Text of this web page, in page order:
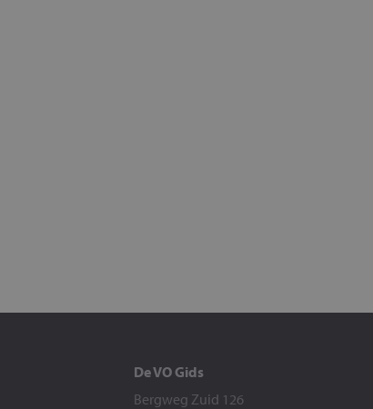
De VO Gids
Bergweg Zuid 126